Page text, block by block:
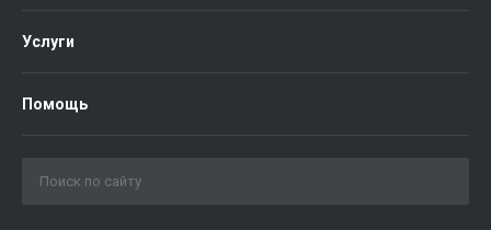
Услуги
Помощь